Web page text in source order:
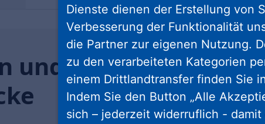
und entwickeln
Dienste dienen der Erstellung von
Verbesserung der Funktionalität
die Partner zur eigenen Nutzung.
zu den verarbeiteten Kategorien
einem Drittlandtransfer finden Sie
Indem Sie den Button „Alle
sich – jederzeit widerruflich -